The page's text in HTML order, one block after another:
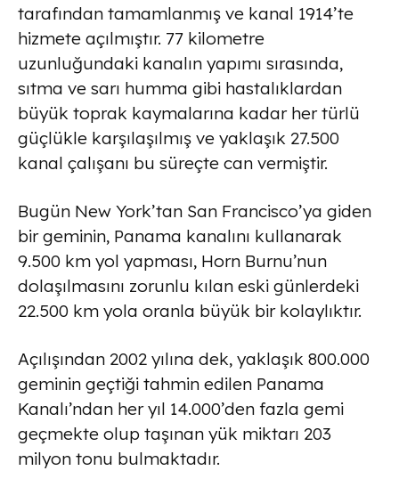
tarafından tamamlanmış ve kanal 1914’te
hizmete açılmıştır. 77 kilometre
uzunluğundaki kanalın yapımı sırasında,
sıtma ve sarı humma gibi hastalıklardan
büyük toprak kaymalarına kadar her türlü
güçlükle karşılaşılmış ve yaklaşık 27.500
kanal çalışanı bu süreçte can vermiştir.
Bugün New York’tan San Francisco’ya giden
bir geminin, Panama kanalını kullanarak
9.500 km yol yapması, Horn Burnu’nun
dolaşılmasını zorunlu kılan eski günlerdeki
22.500 km yola oranla büyük bir kolaylıktır.
Açılışından 2002 yılına dek, yaklaşık 800.000
geminin geçtiği tahmin edilen Panama
Kanalı’ndan her yıl 14.000’den fazla gemi
geçmekte olup taşınan yük miktarı 203
milyon tonu bulmaktadır.